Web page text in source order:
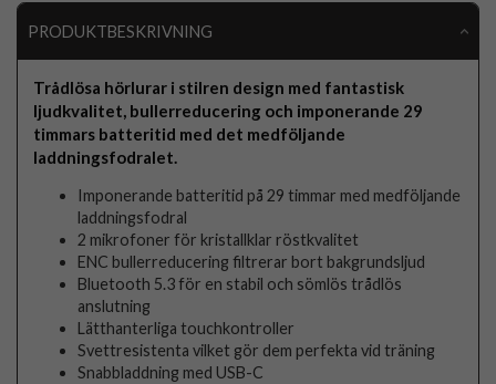
PRODUKTBESKRIVNING
Trådlösa hörlurar i stilren design med fantastisk
ljudkvalitet, bullerreducering och imponerande 29
timmars batteritid med det medföljande
laddningsfodralet.
Imponerande batteritid på 29 timmar med medföljande
laddningsfodral
2 mikrofoner för kristallklar röstkvalitet
ENC bullerreducering filtrerar bort bakgrundsljud
Bluetooth 5.3 för en stabil och sömlös trådlös
anslutning
Lätthanterliga touchkontroller
Svettresistenta vilket gör dem perfekta vid träning
Snabbladdning med USB-C